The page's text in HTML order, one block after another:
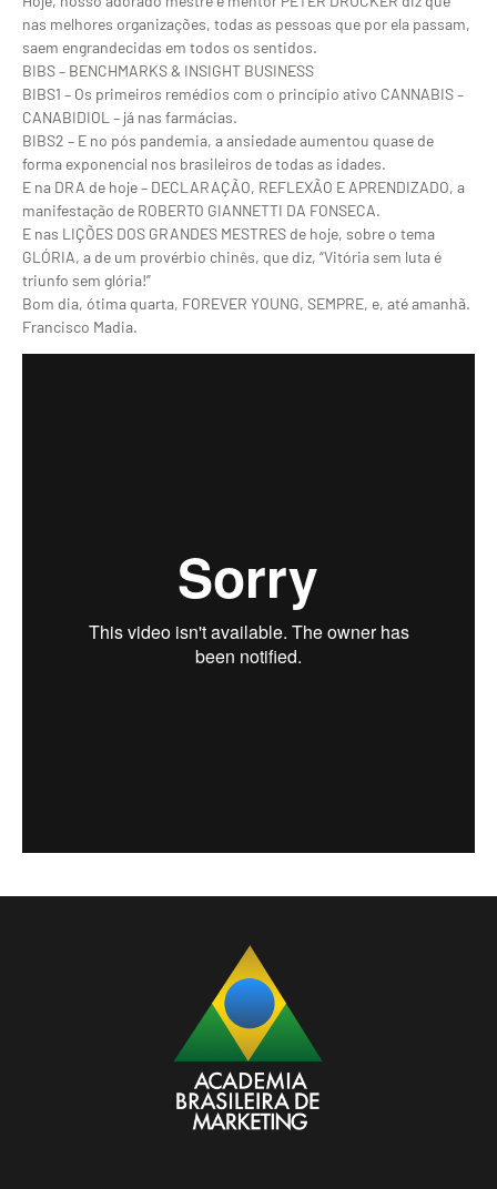
nas melhores organizações, todas as pessoas que por ela passam,
saem engrandecidas em todos os sentidos.
BIBS – BENCHMARKS & INSIGHT BUSINESS
BIBS1 – Os primeiros remédios com o princípio ativo CANNABIS –
CANABIDIOL – já nas farmácias.
BIBS2 – E no pós pandemia, a ansiedade aumentou quase de
forma exponencial nos brasileiros de todas as idades.
E na DRA de hoje – DECLARAÇÃO, REFLEXÃO E APRENDIZADO, a
manifestação de ROBERTO GIANNETTI DA FONSECA.
E nas LIÇÕES DOS GRANDES MESTRES de hoje, sobre o tema
GLÓRIA, a de um provérbio chinês, que diz, “Vitória sem luta é
triunfo sem glória!”
Bom dia, ótima quarta, FOREVER YOUNG, SEMPRE, e, até amanhã.
Francisco Madia.